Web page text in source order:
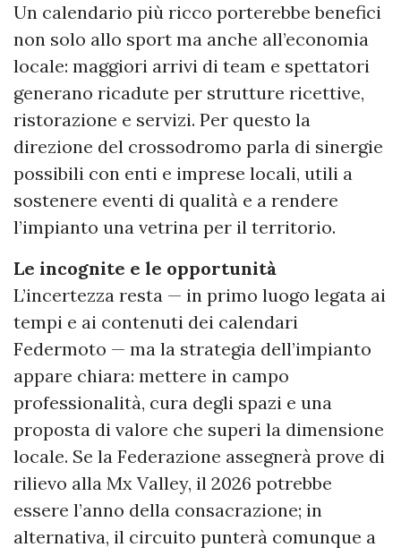
Un calendario più ricco porterebbe benefici
non solo allo sport ma anche all’economia
locale: maggiori arrivi di team e spettatori
generano ricadute per strutture ricettive,
ristorazione e servizi. Per questo la
direzione del crossodromo parla di sinergie
possibili con enti e imprese locali, utili a
sostenere eventi di qualità e a rendere
l’impianto una vetrina per il territorio.
Le incognite e le opportunità
L’incertezza resta — in primo luogo legata ai
tempi e ai contenuti dei calendari
Federmoto — ma la strategia dell’impianto
appare chiara: mettere in campo
professionalità, cura degli spazi e una
proposta di valore che superi la dimensione
locale. Se la Federazione assegnerà prove di
rilievo alla Mx Valley, il 2026 potrebbe
essere l’anno della consacrazione; in
alternativa, il circuito punterà comunque a